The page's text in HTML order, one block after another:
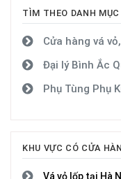
TÌM THEO DANH MỤC
Cửa hàng vá
Đại lý Bình Ắc
Phụ Tùng Phụ
KHU VỰC CÓ CỬA
Vá vỏ lốp tại Hà